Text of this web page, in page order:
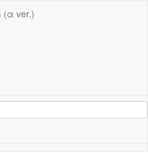
(α ver.)